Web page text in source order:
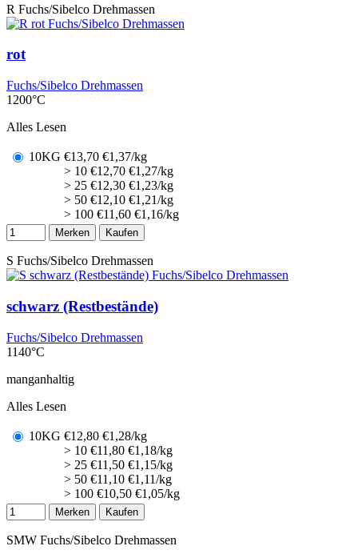
R Fuchs/Sibelco Drehmassen
rot
Fuchs/Sibelco Drehmassen
1200°C
Alles Lesen
10KG €13,70 €1,37/kg
> 10 €12,70 €1,27/kg
> 25 €12,30 €1,23/kg
> 50 €12,10 €1,21/kg
> 100 €11,60 €1,16/kg
Merken Kaufen
S Fuchs/Sibelco Drehmassen
schwarz (Restbestände)
Fuchs/Sibelco Drehmassen
1140°C
manganhaltig
Alles Lesen
10KG €12,80 €1,28/kg
> 10 €11,80 €1,18/kg
> 25 €11,50 €1,15/kg
> 50 €11,10 €1,11/kg
> 100 €10,50 €1,05/kg
Merken Kaufen
SMW Fuchs/Sibelco Drehmassen